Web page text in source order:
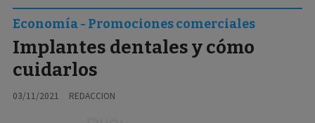
Implantes dentales y cómo
cuidarlos
REDACCION
Economía - Promociones comerciales
03/11/2021